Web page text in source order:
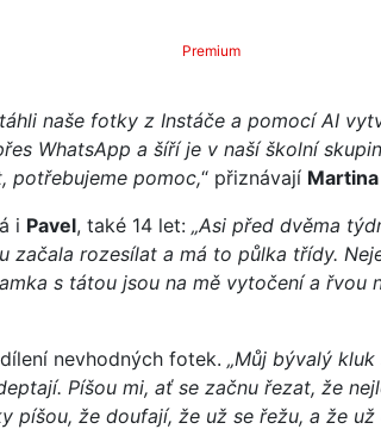
Premium
naše fotky z Instáče a pomocí AI
WhatsApp a šíří je v naší školní
potřebujeme pomoc,“ přiznávají
i Pavel, také 14 let: „Asi před dvěma
začala rozesílat a má to půlka třídy.
s tátou jsou na mě vytočení a řvou
nevhodných fotek. „Můj bývalý
Píšou mi, ať se začnu řezat, že
píšou, že doufají, že už se řežu, a že už